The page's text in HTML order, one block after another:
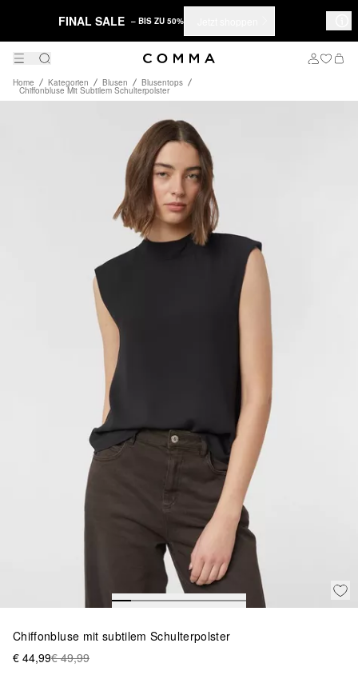
FINAL SALE – BIS ZU 50%
Home Kategorien Blusen Blusentops
Chiffonbluse Mit Subtilem Schulterpolster
Chiffonbluse mit subtilem Schulterpolster
€ 44,99€ 49,99